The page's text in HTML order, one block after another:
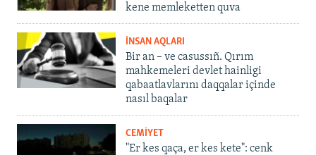
kene memleketten quva
İNSAN AQLARI
Bir an – ve casussıñ. Qırım
mahkemeleri devlet hainligi
qabaatlavlarını daqqalar içinde
nasıl baqalar
CEMİYET
"Er kes qaça, er kes kete": cenk